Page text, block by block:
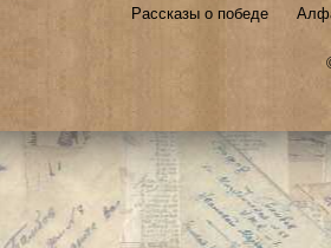
Рассказы о победе